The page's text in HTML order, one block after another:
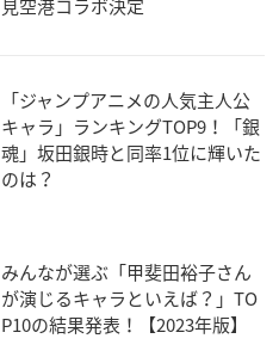
見空港コラボ決定
「ジャンプアニメの人気主人公
キャラ」ランキングTOP9！「銀
魂」坂田銀時と同率1位に輝いた
のは？
みんなが選ぶ「甲斐田裕子さん
が演じるキャラといえば？」TO
P10の結果発表！【2023年版】